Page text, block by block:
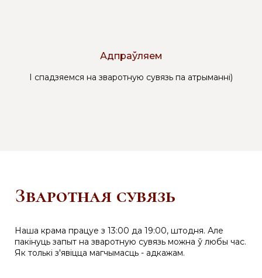
Адпраўляем
І спадзяемся на зваротную сувязь па атрыманні)
Зваротная сувязь
Наша крама працуе з 13:00 да 19:00, штодня. Але
пакінуць запыт на зваротную сувязь можна ў любы час.
Як толькі з'явіцца магчымасць - адкажам.